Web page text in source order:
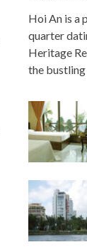
Hoi An is a
quarter
Heritage
the